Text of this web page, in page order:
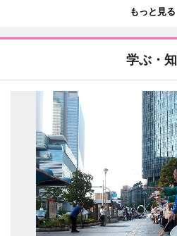
もっと見る
学ぶ・